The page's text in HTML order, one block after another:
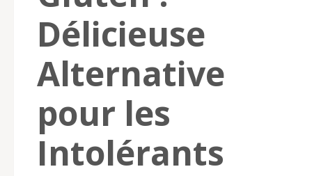
Délicieuse
Alternative
pour les
Intolérants